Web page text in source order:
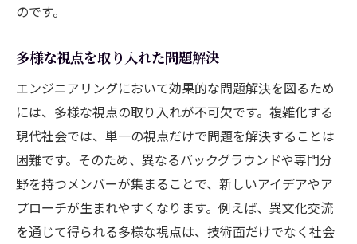
のです。
多様な視点を取り入れた問題解決
エンジニアリングにおいて効果的な問題解決を図るため
には、多様な視点の取り入れが不可欠です。複雑化する
現代社会では、単一の視点だけで問題を解決することは
困難です。そのため、異なるバックグラウンドや専門分
野を持つメンバーが集まることで、新しいアイデアやア
プローチが生まれやすくなります。例えば、異文化交流
を通じて得られる多様な視点は、技術面だけでなく社会